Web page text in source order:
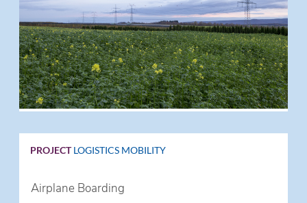
PROJECT LOGISTICS MOBILITY
Airplane Boarding